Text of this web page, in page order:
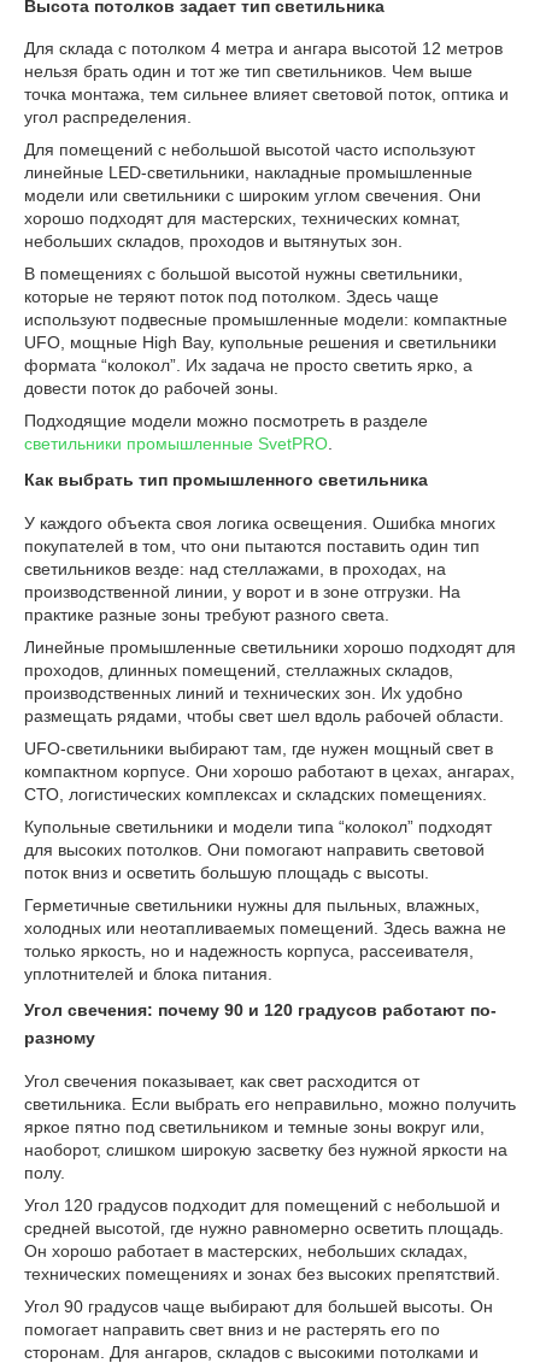
Высота потолков задает тип светильника
Для склада с потолком 4 метра и ангара высотой 12 метров
нельзя брать один и тот же тип светильников. Чем выше
точка монтажа, тем сильнее влияет световой поток, оптика и
угол распределения.
Для помещений с небольшой высотой часто используют
линейные LED-светильники, накладные промышленные
модели или светильники с широким углом свечения. Они
хорошо подходят для мастерских, технических комнат,
небольших складов, проходов и вытянутых зон.
В помещениях с большой высотой нужны светильники,
которые не теряют поток под потолком. Здесь чаще
используют подвесные промышленные модели: компактные
UFO, мощные High Bay, купольные решения и светильники
формата “колокол”. Их задача не просто светить ярко, а
довести поток до рабочей зоны.
Подходящие модели можно посмотреть в разделе
светильники промышленные SvetPRO.
Как выбрать тип промышленного светильника
У каждого объекта своя логика освещения. Ошибка многих
покупателей в том, что они пытаются поставить один тип
светильников везде: над стеллажами, в проходах, на
производственной линии, у ворот и в зоне отгрузки. На
практике разные зоны требуют разного света.
Линейные промышленные светильники хорошо подходят для
проходов, длинных помещений, стеллажных складов,
производственных линий и технических зон. Их удобно
размещать рядами, чтобы свет шел вдоль рабочей области.
UFO-светильники выбирают там, где нужен мощный свет в
компактном корпусе. Они хорошо работают в цехах, ангарах,
СТО, логистических комплексах и складских помещениях.
Купольные светильники и модели типа “колокол” подходят
для высоких потолков. Они помогают направить световой
поток вниз и осветить большую площадь с высоты.
Герметичные светильники нужны для пыльных, влажных,
холодных или неотапливаемых помещений. Здесь важна не
только яркость, но и надежность корпуса, рассеивателя,
уплотнителей и блока питания.
Угол свечения: почему 90 и 120 градусов работают по-
разному
Угол свечения показывает, как свет расходится от
светильника. Если выбрать его неправильно, можно получить
яркое пятно под светильником и темные зоны вокруг или,
наоборот, слишком широкую засветку без нужной яркости на
полу.
Угол 120 градусов подходит для помещений с небольшой и
средней высотой, где нужно равномерно осветить площадь.
Он хорошо работает в мастерских, небольших складах,
технических помещениях и зонах без высоких препятствий.
Угол 90 градусов чаще выбирают для большей высоты. Он
помогает направить свет вниз и не растерять его по
сторонам. Для ангаров, складов с высокими потолками и